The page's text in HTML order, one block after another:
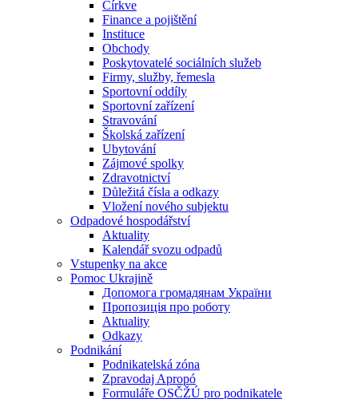
Církve
Finance a pojištění
Instituce
Obchody
Poskytovatelé sociálních služeb
Firmy, služby, řemesla
Sportovní oddíly
Sportovní zařízení
Stravování
Školská zařízení
Ubytování
Zájmové spolky
Zdravotnictví
Důležitá čísla a odkazy
Vložení nového subjektu
Odpadové hospodářství
Aktuality
Kalendář svozu odpadů
Vstupenky na akce
Pomoc Ukrajině
Допомога громадянам України
Пропозиція про роботу
Aktuality
Odkazy
Podnikání
Podnikatelská zóna
Zpravodaj Apropó
Formuláře OSČŽÚ pro podnikatele